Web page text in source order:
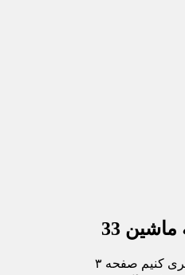
33
کنیم صفحه ۳